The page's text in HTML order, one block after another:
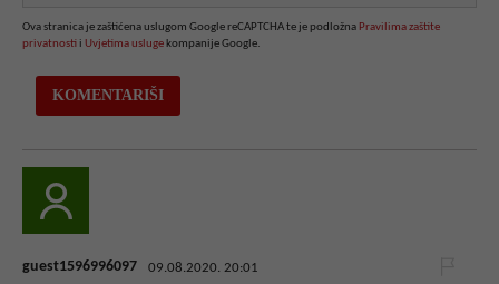
Ova stranica je zaštićena uslugom Google reCAPTCHA te je podložna Pravilima zaštite
privatnosti i Uvjetima usluge kompanije Google.
guest1596996097 09.08.2020. 20:01